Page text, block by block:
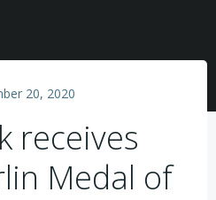
20, 2020
receives
Medal of